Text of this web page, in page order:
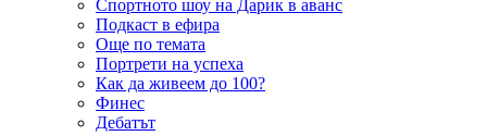
Спортното шоу на Дарик в аванс
Подкаст в ефира
Още по темата
Портрети на успеха
Как да живеем до 100?
Финес
Дебатът